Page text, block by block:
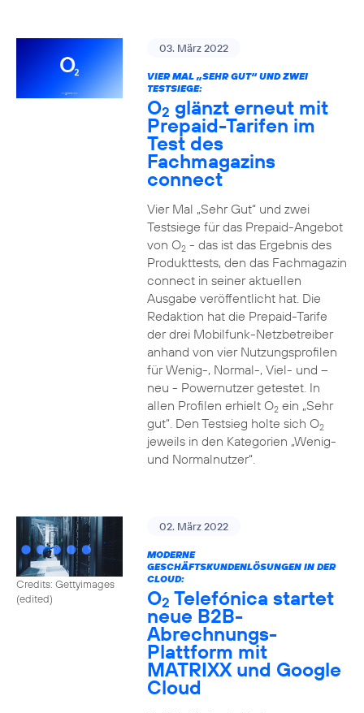
03. März 2022
VIER MAL „SEHR GUT“ UND ZWEI
TESTSIEGE:
O2 glänzt erneut mit
Prepaid-Tarifen im
Test des
Fachmagazins
connect
Vier Mal „Sehr Gut“ und zwei
Testsiege für das Prepaid-Angebot
von O2- das ist das Ergebnis des
Produkttests, den das Fachmagazin
connect in seiner aktuellen
Ausgabe veröffentlicht hat. Die
Redaktion hat die Prepaid-Tarife
der drei Mobilfunk-Netzbetreiber
anhand von vier Nutzungsprofilen
für Wenig-, Normal-, Viel- und –
neu - Powernutzer getestet. In
allen Profilen erhielt O2ein „Sehr
gut“. Den Testsieg holte sich O2
jeweils in den Kategorien „Wenig-
und Normalnutzer“.
Credits: Gettyimages
(edited)
02. März 2022
MODERNE
GESCHÄFTSKUNDENLÖSUNGEN IN DER
CLOUD:
O2 Telefónica startet
neue B2B-
Abrechnungs-
Plattform mit
MATRIXX und Google
Cloud